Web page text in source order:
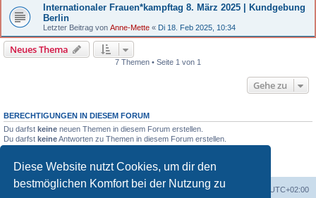
Diese Website nutzt Cookies, um dir den
bestmöglichen Komfort bei der Nutzung zu
Internationaler Frauen*kampftag 8. März 2025 | Kundgebung
Berlin
Letzter Beitrag von Anne-Mette « Di 18. Feb 2025, 10:34
Neues Thema
7 Themen • Seite 1 von 1
Gehe zu
BERECHTIGUNGEN IN DIESEM FORUM
Du darfst keine neuen Themen in diesem Forum erstellen.
Du darfst keineAntworten zu Themen in diesem Forum erstellen.
Du darfstkeineDateianhänge in diesem Forum erstellen.
Portal Foren-Übersicht Alle Zeiten sind UTC+02:00